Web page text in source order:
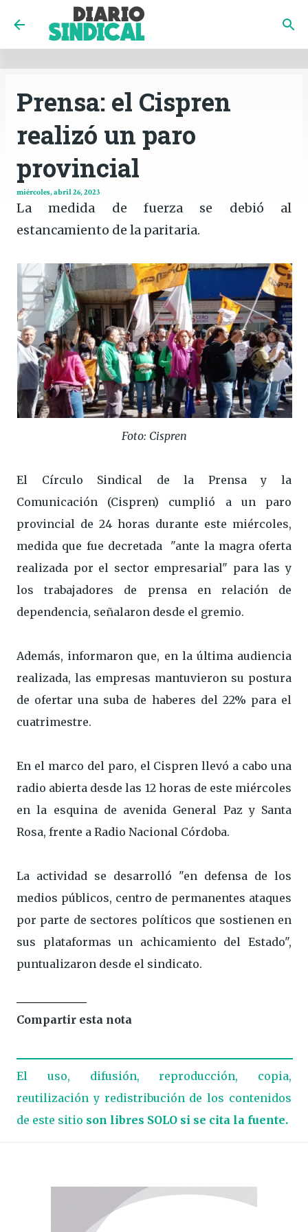
INICIO CÓRDOBA
Ir al contenido principal
Prensa: el Cispren
realizó un paro
provincial
miércoles, abril 26, 2023
La medida de fuerza se debió al
estancamiento de la paritaria.
Foto: Cispren
El Círculo Sindical de la Prensa y la
Comunicación (Cispren) cumplió a un paro
provincial de 24 horas durante este miércoles,
medida que fue decretada "ante la magra oferta
realizada por el sector empresarial" para las y
los trabajadores de prensa en relación de
dependencia, señalaron desde el gremio.
Además, informaron que, en la última audiencia
realizada, las empresas mantuvieron su postura
de ofertar una suba de haberes del 22% para el
cuatrimestre.
En el marco del paro, el Cispren llevó a cabo una
radio abierta desde las 12 horas de este miércoles
en la esquina de avenida General Paz y Santa
Rosa, frente a Radio Nacional Córdoba.
La actividad se desarrolló "en defensa de los
medios públicos, centro de permanentes ataques
por parte de sectores políticos que sostienen en
sus plataformas un achicamiento del Estado",
puntualizaron desde el sindicato.
Compartir esta nota
El uso, difusión, reproducción, copia,
reutilización y redistribución de los contenidos
de este sitio son libres SOLO si se cita la fuente.